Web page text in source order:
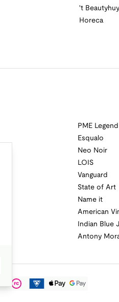
't
Horeca
PME Legend
Esqualo
Neo Noir
LOIS
Vanguard
State of Art
Name it
American
Indian Blue
Antony